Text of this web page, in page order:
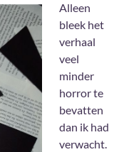
Alleen
bleek het
verhaal
veel
minder
horror te
bevatten
dan ik had
verwacht.